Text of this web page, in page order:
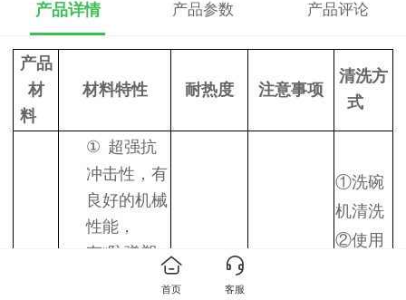
产品详情 产品参数 产品评论
产品
材
料
材料特性 耐热度 注意事项
清洗方
式
① 超强抗
冲击性，有
良好的机械
性能，
有“防弹塑
①洗碗
机清洗
②使用
首页 客服